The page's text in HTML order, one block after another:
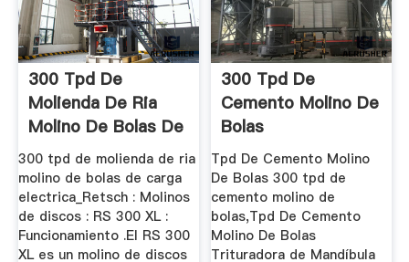
300 Tpd De
Molienda De Ria
Molino De Bolas De
Carga ...
300 tpd de molienda de ria
molino de bolas de carga
electrica_Retsch : Molinos
de discos : RS 300 XL :
Funcionamiento .El RS 300
XL es un molino de discos
300 Tpd De
Cemento Molino De
Bolas
Tpd De Cemento Molino
De Bolas 300 tpd de
cemento molino de
bolas,Tpd De Cemento
Molino De Bolas
Trituradora de Mandíbula